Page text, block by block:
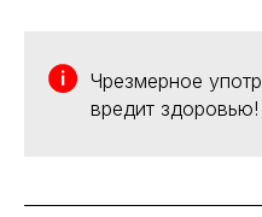
Чрезмерное
вредит здоровью!